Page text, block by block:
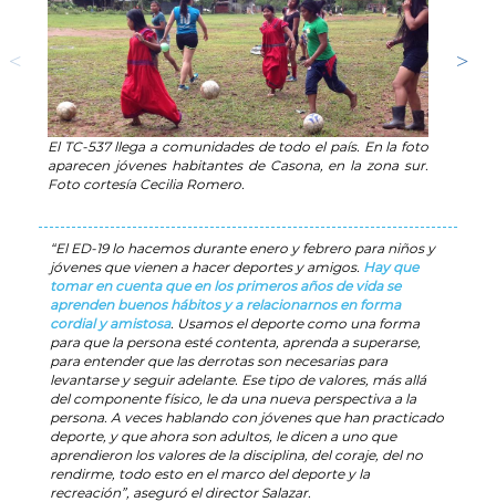
El TC-537 llega a comunidades de todo el país. En la foto
aparecen jóvenes habitantes de Casona, en la zona sur.
Foto cortesía Cecilia Romero.
“El ED-19 lo hacemos durante enero y febrero para niños y
jóvenes que vienen a hacer deportes y amigos. Hay que
tomar en cuenta que en los primeros años de vida se
aprenden buenos hábitos y a relacionarnos en forma
cordial y amistosa. Usamos el deporte como una forma
para que la persona esté contenta, aprenda a superarse,
para entender que las derrotas son necesarias para
levantarse y seguir adelante. Ese tipo de valores, más allá
del componente físico, le da una nueva perspectiva a la
persona. A veces hablando con jóvenes que han practicado
deporte, y que ahora son adultos, le dicen a uno que
aprendieron los valores de la disciplina, del coraje, del no
rendirme, todo esto en el marco del deporte y la
recreación”, aseguró el director Salazar.